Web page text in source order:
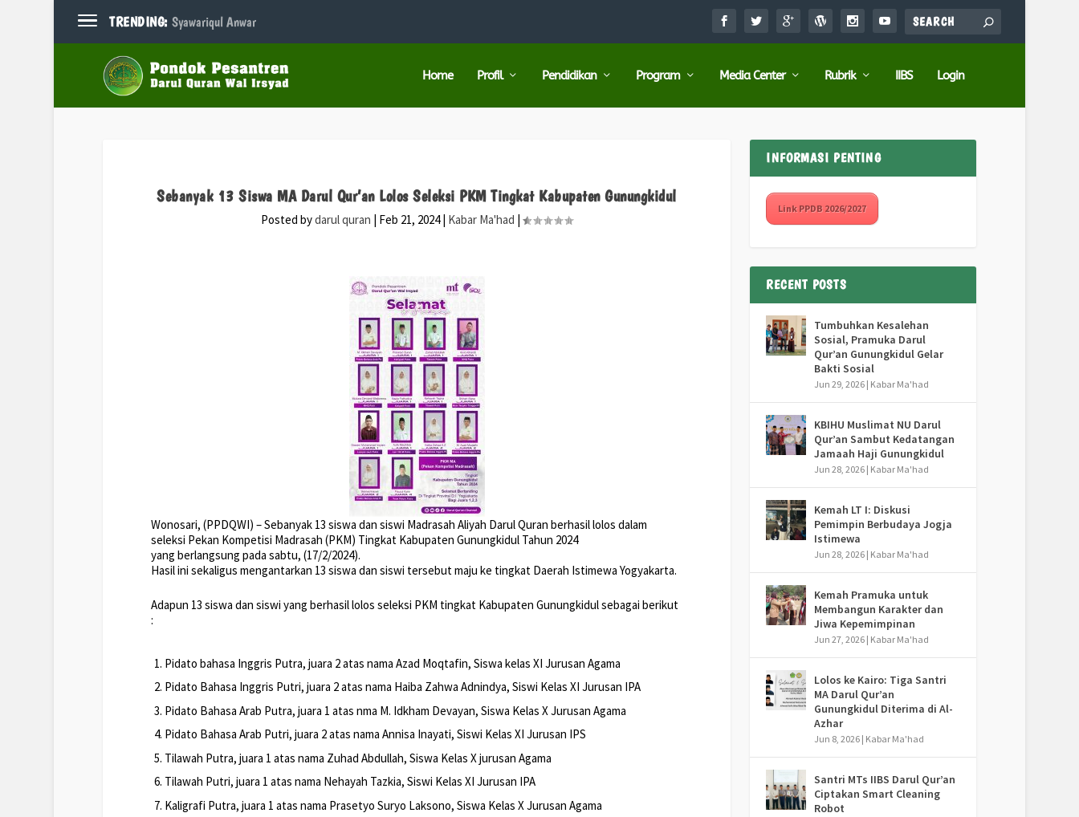
TRENDING: Syawariqul Anwar
Home Profil Pendidikan Program Media Center Rubrik IIBS Login
Sebanyak 13 Siswa MA Darul Qur’an Lolos Seleksi PKM Tingkat Kabupaten Gunungkidul
Posted bydarul quran Feb 21, 2024| Kabar Ma'had |
Wonosari, (PPDQWI) – Sebanyak 13 siswa dan siswi Madrasah Aliyah Darul Quran berhasil lolos dalam
seleksi Pekan Kompetisi Madrasah (PKM) Tingkat Kabupaten Gunungkidul Tahun 2024
yang berlangsung pada sabtu, (17/2/2024).
Hasil ini sekaligus mengantarkan 13 siswa dan siswi tersebut maju ke tingkat Daerah Istimewa Yogyakarta.
Adapun 13 siswa dan siswi yang berhasil lolos seleksi PKM tingkat Kabupaten Gunungkidul sebagai berikut
:
Pidato bahasa Inggris Putra, juara 2 atas nama Azad Moqtafin, Siswa kelas XI Jurusan Agama
Pidato Bahasa Inggris Putri, juara 2 atas nama Haiba Zahwa Adnindya, Siswi Kelas XI Jurusan IPA
Pidato Bahasa Arab Putra, juara 1 atas nma M. Idkham Devayan, Siswa Kelas X Jurusan Agama
Pidato Bahasa Arab Putri, juara 2 atas nama Annisa Inayati, Siswi Kelas XI Jurusan IPS
Tilawah Putra, juara 1 atas nama Zuhad Abdullah, Siswa Kelas X jurusan Agama
Tilawah Putri, juara 1 atas nama Nehayah Tazkia, Siswi Kelas XI Jurusan IPA
Kaligrafi Putra, juara 1 atas nama Prasetyo Suryo Laksono, Siswa Kelas X Jurusan Agama
INFORMASI PENTING
Link PPDB 2026/2027
RECENT POSTS
Tumbuhkan Kesalehan
Sosial, Pramuka Darul
Qur’an Gunungkidul Gelar
Bakti Sosial
Jun 29, 2026 | Kabar Ma'had
KBIHU Muslimat NU Darul
Qur’an Sambut Kedatangan
Jamaah Haji Gunungkidul
Jun 28, 2026 | Kabar Ma'had
Kemah LT I: Diskusi
Pemimpin Berbudaya Jogja
Istimewa
Jun 28, 2026 | Kabar Ma'had
Kemah Pramuka untuk
Membangun Karakter dan
Jiwa Kepemimpinan
Jun 27, 2026 | Kabar Ma'had
Lolos ke Kairo: Tiga Santri
MA Darul Qur’an
Gunungkidul Diterima di Al-
Azhar
Jun 8, 2026 | Kabar Ma'had
Santri MTs IIBS Darul Qur’an
Ciptakan Smart Cleaning
Robot